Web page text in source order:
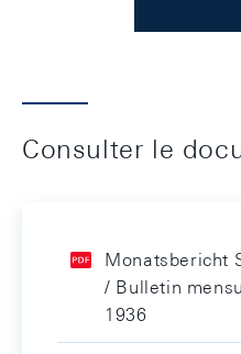
Consulter le
Monatsbericht
/ Bulletin
1936